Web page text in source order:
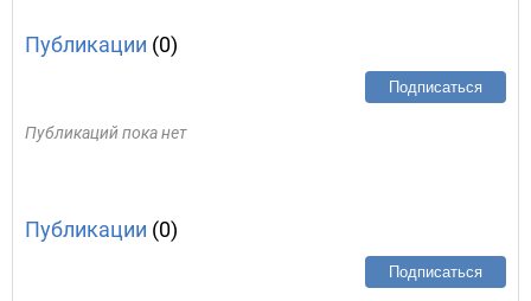
Публикации (0)
Подписаться
Публикаций пока нет
Публикации (0)
Подписаться